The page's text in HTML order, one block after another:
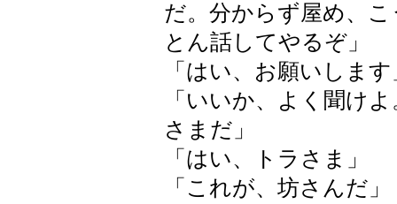
だ。分からず屋め、
とん話してやるぞ」
「はい、お願いします
「いいか、よく聞け
さまだ」
「はい、トラさま」
「これが、坊さんだ」